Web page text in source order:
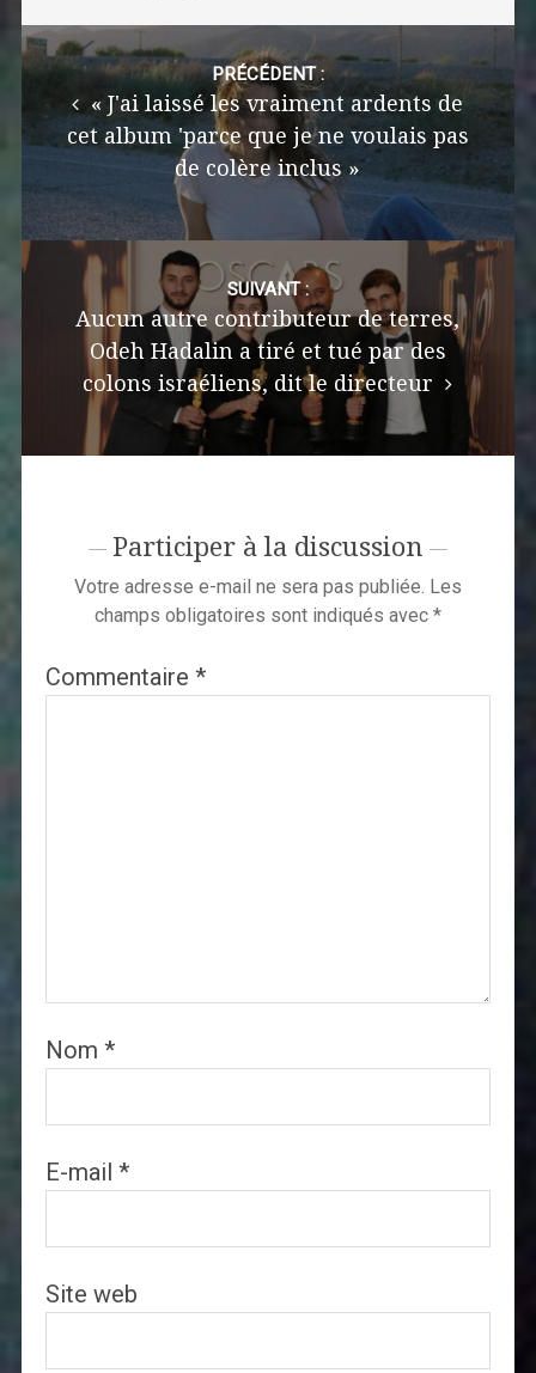
Post
navigation
PRÉCÉDENT :
« J'ai laissé les vraiment ardents de
cet album 'parce que je ne voulais pas
de colère inclus »
SUIVANT :
Aucun autre contributeur de terres,
Odeh Hadalin a tiré et tué par des
colons israéliens, dit le directeur
Participer à la discussion
Votre adresse e-mail ne sera pas publiée. Les
champs obligatoires sont indiqués avec *
Commentaire *
Nom *
E-mail *
Site web